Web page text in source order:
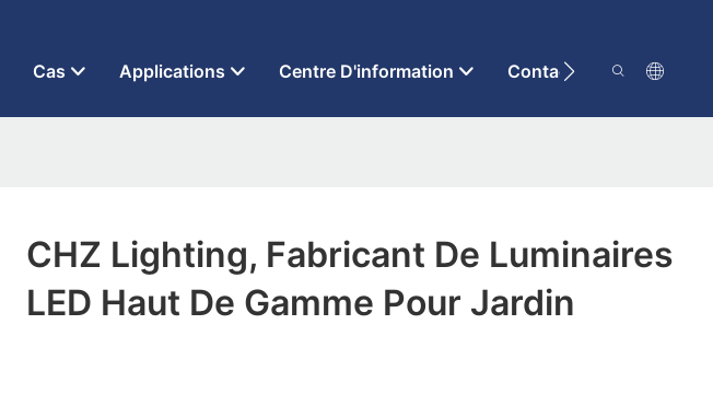
Cas Applications Centre D'information Contactez-Nous
CHZ Lighting, Fabricant De Luminaires
LED Haut De Gamme Pour Jardin